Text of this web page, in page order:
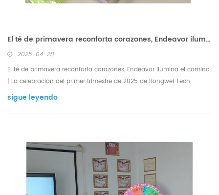
El té de primavera reconforta corazones, Endeavor ilumina el camino | La celebración del primer trimestre de 2025 de Rongwei Tech concluye con momentos conmovedores
2025-04-28
El té de primavera reconforta corazones, Endeavor ilumina el camino
| La celebración del primer trimestre de 2025 de Rongwei Tech
concluye con momentos conmovedores 1. Una tarde de honor y
calidez Los empleados se reúnen alrededor de un pastel impreso en
sigue leyendo